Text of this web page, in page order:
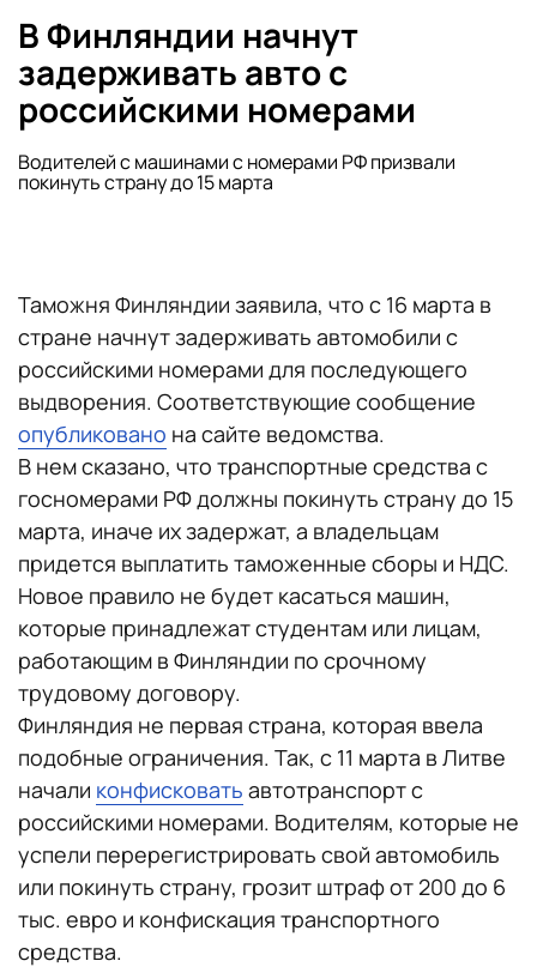
В Финляндии начнут
задерживать авто с
российскими номерами
Водителей с машинами с номерами РФ призвали
покинуть страну до 15 марта
Таможня Финляндии заявила, что с 16 марта в
стране начнут задерживать автомобили с
российскими номерами для последующего
выдворения. Соответствующие сообщение
опубликовано на сайте ведомства.
В нем сказано, что транспортные средства с
госномерами РФ должны покинуть страну до 15
марта, иначе их задержат, а владельцам
придется выплатить таможенные сборы и НДС.
Новое правило не будет касаться машин,
которые принадлежат студентам или лицам,
работающим в Финляндии по срочному
трудовому договору.
Финляндия не первая страна, которая ввела
подобные ограничения. Так, с 11 марта в Литве
начали конфисковать автотранспорт с
российскими номерами. Водителям, которые не
успели перерегистрировать свой автомобиль
или покинуть страну, грозит штраф от 200 до 6
тыс. евро и конфискация транспортного
средства.